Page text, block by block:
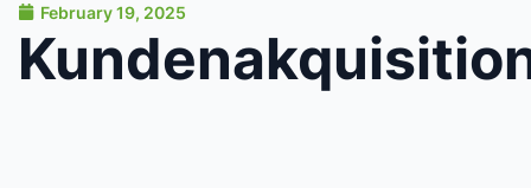
February 19, 2025